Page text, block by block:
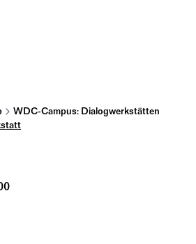
WDC-Campus: Dialogwerkstätten